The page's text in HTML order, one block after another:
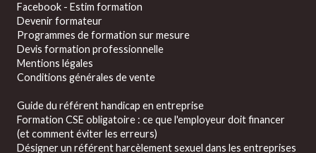
Facebook - Estim formation
Devenir formateur
Programmes de formation sur mesure
Devis formation professionnelle
Mentions légales
Conditions générales de vente
Guide du référent handicap en entreprise
Formation CSE obligatoire : ce que l'employeur doit financer
(et comment éviter les erreurs)
Désigner un référent harcèlement sexuel dans les entreprises